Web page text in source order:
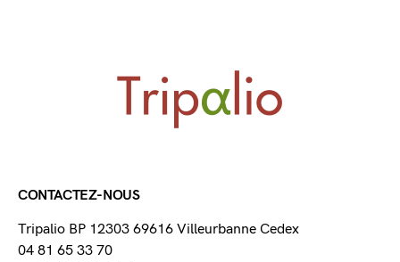
CONTACTEZ-NOUS
Tripalio BP 12303 69616 Villeurbanne Cedex
04 81 65 33 70